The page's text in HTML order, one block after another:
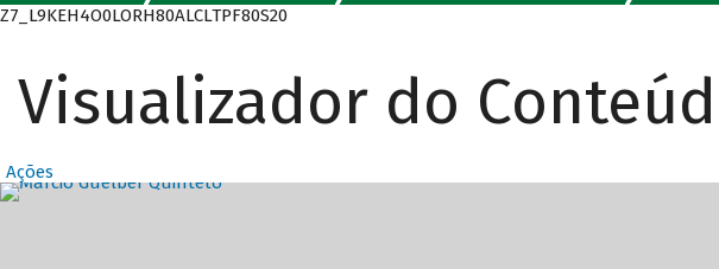
Z7_L9KEH4O0LORH80ALCLTPF80S20
Visualizador do
Ações
Destaques